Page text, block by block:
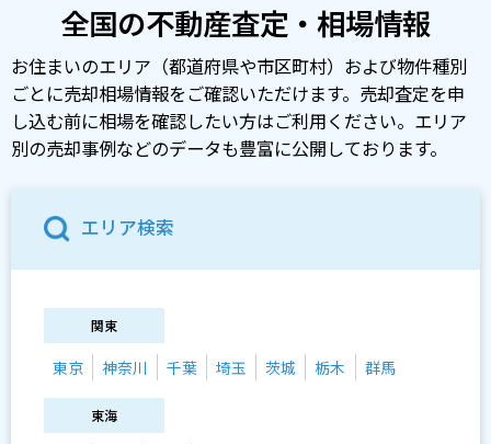
全国の不動産査定・相場情報
お住まいのエリア（都道府県や市区町村）および物件種別
ごとに売却相場情報をご確認いただけます。売却査定を申
し込む前に相場を確認したい方はご利用ください。エリア
別の売却事例などのデータも豊富に公開しております。
エリア検索
関東
東京 神奈川 千葉 埼玉 茨城 栃木 群馬
東海